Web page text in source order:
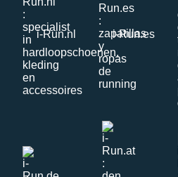
i-Run.nl i-Run.es